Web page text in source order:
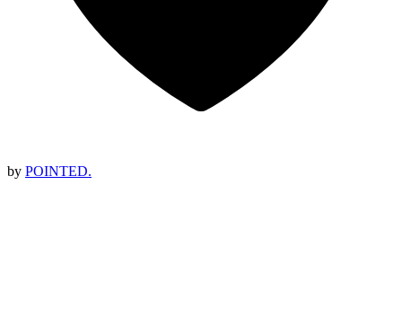
by POINTED.